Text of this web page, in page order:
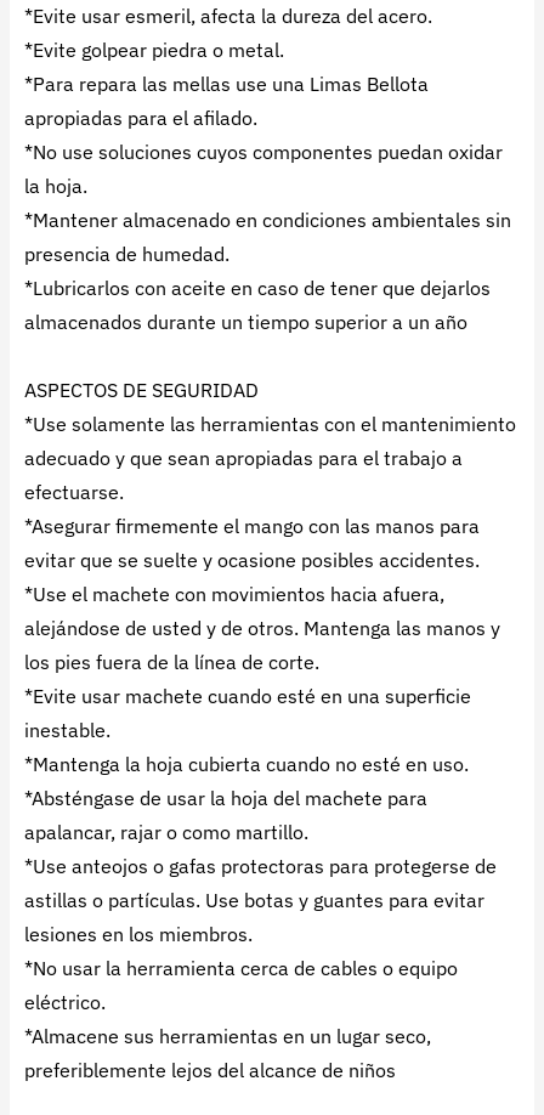
*Evite usar esmeril, afecta la dureza del acero.
*Evite golpear piedra o metal.
*Para repara las mellas use una Limas Bellota
apropiadas para el afilado.
*No use soluciones cuyos componentes puedan oxidar
la hoja.
*Mantener almacenado en condiciones ambientales sin
presencia de humedad.
*Lubricarlos con aceite en caso de tener que dejarlos
almacenados durante un tiempo superior a un año
ASPECTOS DE SEGURIDAD
*Use solamente las herramientas con el mantenimiento
adecuado y que sean apropiadas para el trabajo a
efectuarse.
*Asegurar firmemente el mango con las manos para
evitar que se suelte y ocasione posibles accidentes.
*Use el machete con movimientos hacia afuera,
alejándose de usted y de otros. Mantenga las manos y
los pies fuera de la línea de corte.
*Evite usar machete cuando esté en una superficie
inestable.
*Mantenga la hoja cubierta cuando no esté en uso.
*Absténgase de usar la hoja del machete para
apalancar, rajar o como martillo.
*Use anteojos o gafas protectoras para protegerse de
astillas o partículas. Use botas y guantes para evitar
lesiones en los miembros.
*No usar la herramienta cerca de cables o equipo
eléctrico.
*Almacene sus herramientas en un lugar seco,
preferiblemente lejos del alcance de niños